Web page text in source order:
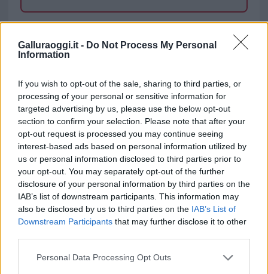
Galluraoggi.it - Do Not Process My Personal
Information
If you wish to opt-out of the sale, sharing to third parties, or
processing of your personal or sensitive information for
targeted advertising by us, please use the below opt-out
section to confirm your selection. Please note that after your
opt-out request is processed you may continue seeing
interest-based ads based on personal information utilized by
us or personal information disclosed to third parties prior to
your opt-out. You may separately opt-out of the further
disclosure of your personal information by third parties on the
IAB’s list of downstream participants. This information may
also be disclosed by us to third parties on the IAB’s List of
Downstream Participants that may further disclose it to other
Please note that this website/app uses one or more Google
Personal Data Processing Opt Outs
GalluraOggi.it
Inviaci le tue segnalazioni,
i tuoi video e le tue foto
Su WhatsApp al numero +39
345 356 7512
Ricevi le nostre ultime news